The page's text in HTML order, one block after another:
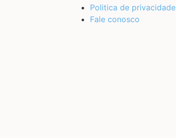
Politica de privacidade
Fale conosco